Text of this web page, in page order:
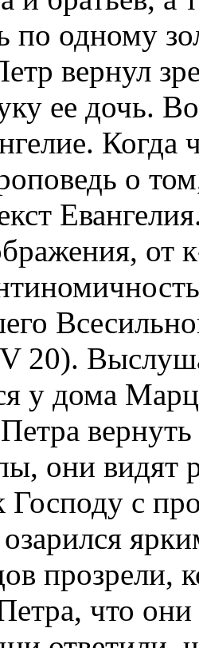
по одному
вернул
ее дочь.
Когда
о
от
20).
у дома
они видят
Господу с
прозрели,
что